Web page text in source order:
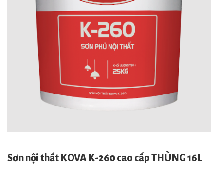
Sơn nội thất KOVA K-260 cao cấp THÙNG 16L